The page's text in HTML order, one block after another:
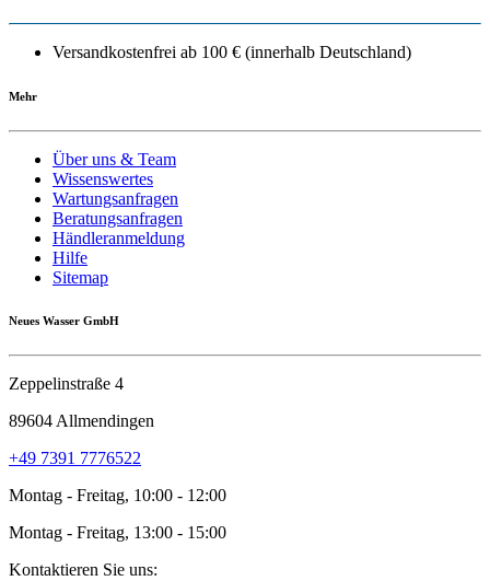
Versandkostenfrei ab 100 € (innerhalb Deutschland)
Mehr
Über uns & Team
Wissenswertes
Wartungsanfragen
Beratungsanfragen
Händleranmeldung
Hilfe
Sitemap
Neues Wasser GmbH
Zeppelinstraße 4
89604 Allmendingen
+49 7391 7776522
Montag - Freitag, 10:00 - 12:00
Montag - Freitag, 13:00 - 15:00
Kontaktieren Sie uns: